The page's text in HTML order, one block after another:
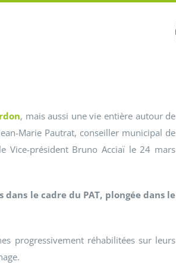
, mais aussi une vie entière autour de
Marie Pautrat, conseiller municipal de
Vice-président Bruno Acciaï le 24 mars
le cadre du PAT, plongée dans le
progressivement réhabilitées sur leurs